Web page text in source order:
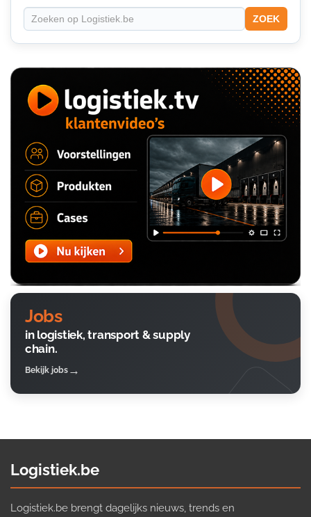
ZOEK
Jobs
in logistiek, transport & supply
chain.
Bekijk jobs
Logistiek.be
Logistiek.be brengt dagelijks nieuws, trends en